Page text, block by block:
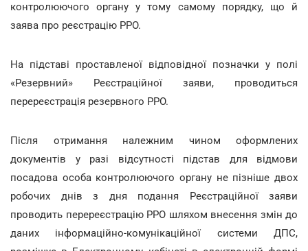
контролюючого органу у тому самому порядку, що й
заява про реєстрацію РРО.
На підставі проставленої відповідної позначки у полі
«Резервний» Реєстраційної заяви, проводиться
перереєстрація резервного РРО.
Після отримання належним чином оформлених
документів у разі відсутності підстав для відмови
посадова особа контролюючого органу не пізніше двох
робочих днів з дня подання Реєстраційної заяви
проводить перереєстрацію РРО шляхом внесення змін до
даних інформаційно-комунікаційної системи ДПС,